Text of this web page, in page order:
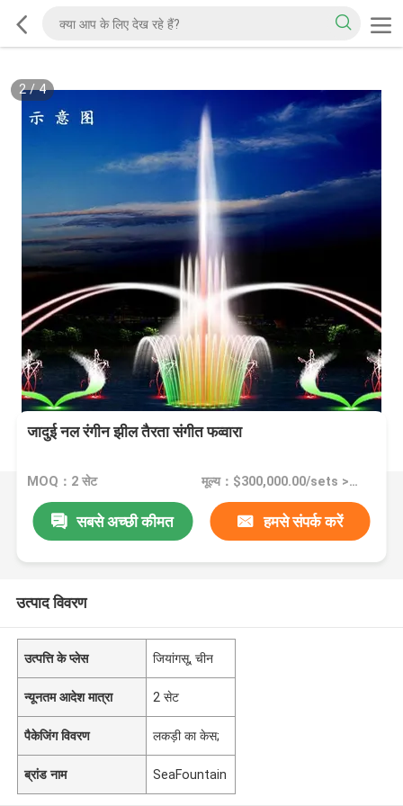
2/4
जादुई नल रंगीन झील तैरता संगीत फव्वारा
MOQ：2 सेट मूल्य：$300,000.00/sets >=2 sets
सबसे अच्छी कीमत हमसे संपर्क करें
उत्पाद विवरण
उत्पत्ति के प्लेस जियांगसू, चीन
न्यूनतम आदेश मात्रा 2 सेट
पैकेजिंग विवरण लकड़ी का केस;
ब्रांड नाम SeaFountain